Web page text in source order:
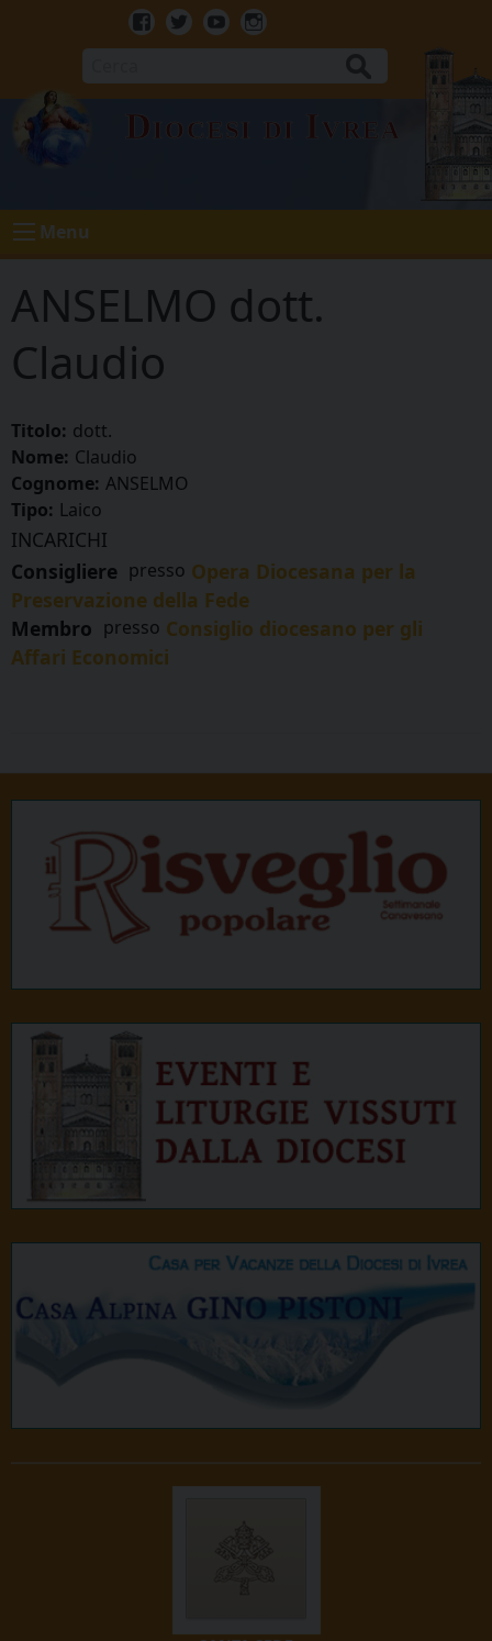
Facebook
TwitterYoutubeInstagram
Diocesi di Ivrea
Menu
ANSELMO dott.
Claudio
Titolo: dott.
Nome: Claudio
Cognome: ANSELMO
Tipo: Laico
INCARICHI
Consigliere presso Opera Diocesana per la
Preservazione della Fede
Membro presso Consiglio diocesano per gli
Affari Economici